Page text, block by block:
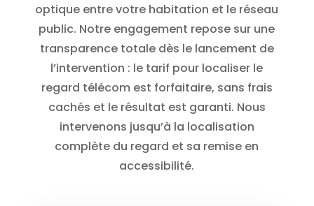
optique entre votre habitation et le réseau
public. Notre engagement repose sur une
transparence totale dès le lancement de
l’intervention : le tarif pour localiser le
regard télécom est forfaitaire, sans frais
cachés et le résultat est garanti. Nous
intervenons jusqu’à la localisation
complète du regard et sa remise en
accessibilité.